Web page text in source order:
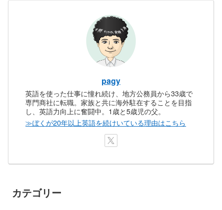
pagy
英語を使った仕事に憧れ続け、地方公務員から33歳で
専門商社に転職。家族と共に海外駐在することを目指
し、英語力向上に奮闘中。1歳と5歳児の父。
≫ぼくが20年以上英語を続けいている理由はこちら
カテゴリー